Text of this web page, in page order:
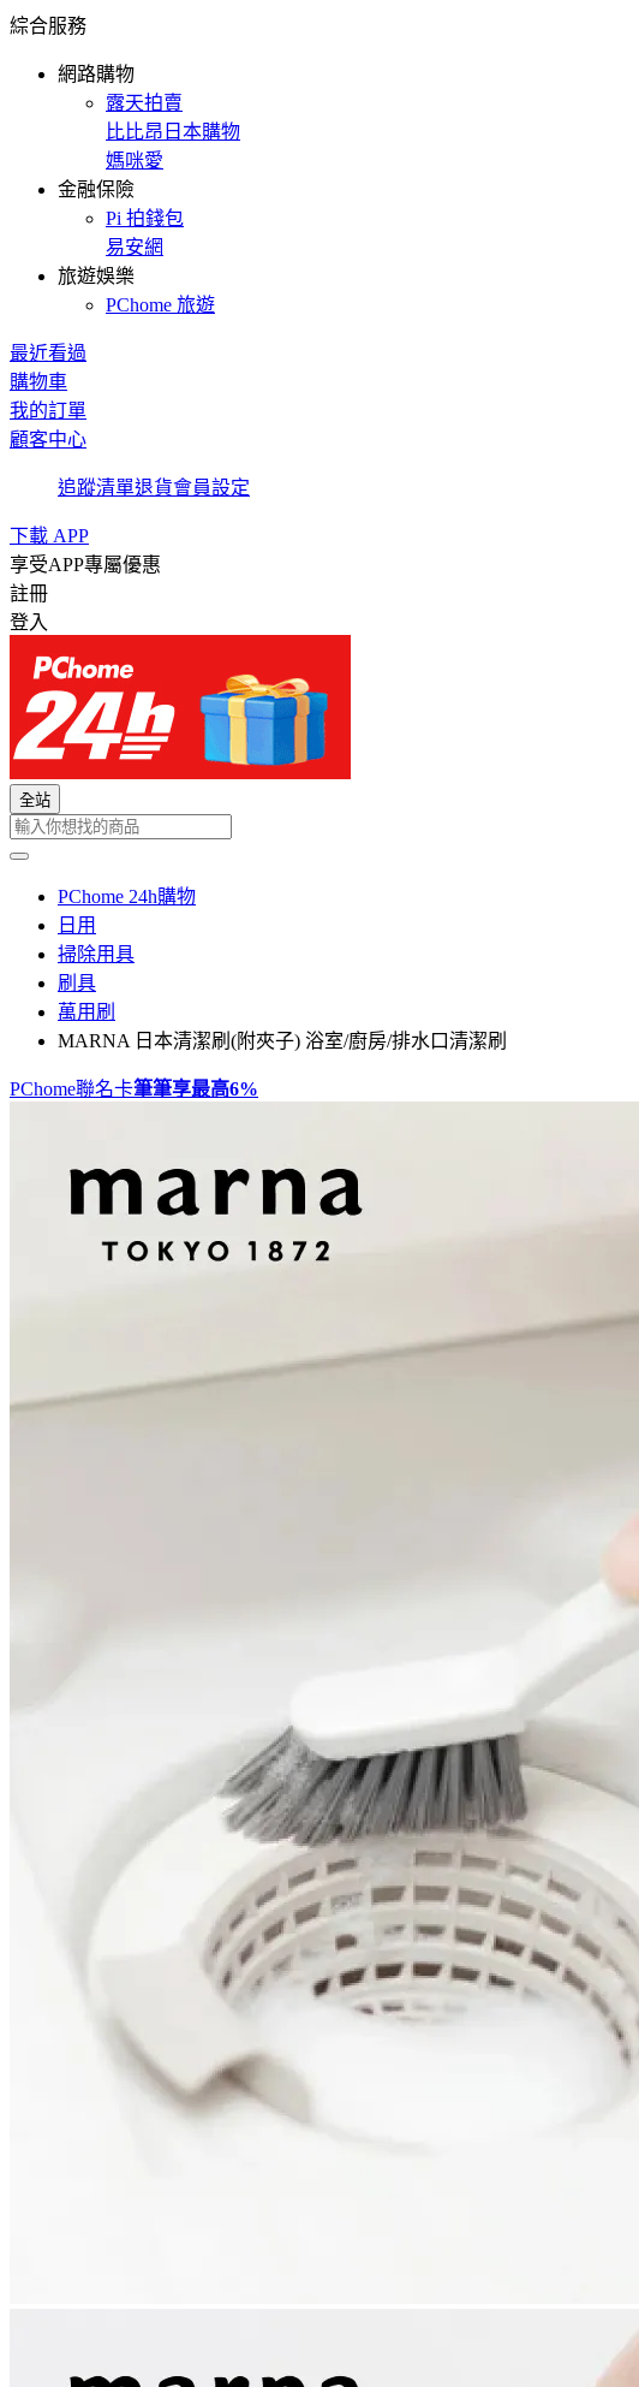
綜合服務
網路購物
露天拍賣
比比昂日本購物
媽咪愛
金融保險
Pi 拍錢包
易安網
旅遊娛樂
PChome 旅遊
最近看過
購物車
我的訂單
顧客中心
追蹤清單退貨會員設定
下載 APP
享受APP專屬優惠
註冊
登入
全站
PChome 24h購物
日用
掃除用具
刷具
萬用刷
MARNA 日本清潔刷(附夾子) 浴室/廚房/排水口清潔刷
PChome聯名卡筆筆享最高6%